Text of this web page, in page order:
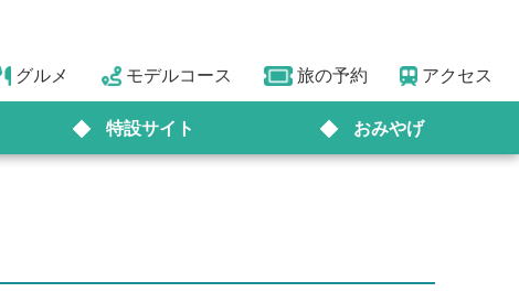
グルメ モデルコース 旅の予約 アクセス
特設サイト おみやげ